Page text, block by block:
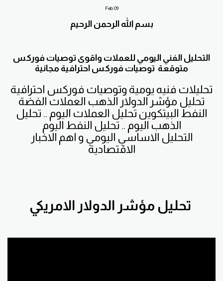
09
Feb
بسم الله الرحمن الرحيم
التحليل الفني اليومي للعملات واقوى توصيات فوركس
متوقعة توصيات فوركس احترافية مجانية
تحليلات فنيه يومية وتوصيات فوركس احترافية
الذهب اليوم .. تحليل النفط اليوم
الاقتصادية
تحليل مؤشر الدولار الامريكي